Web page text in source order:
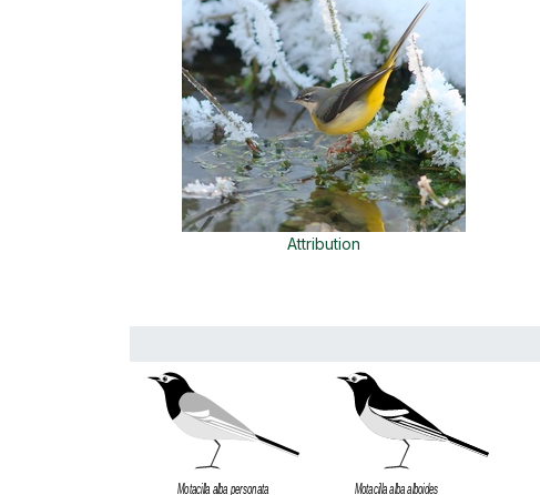
Attribution